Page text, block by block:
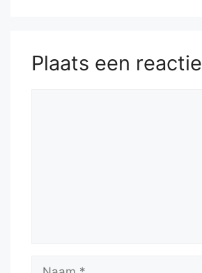
Plaats een reactie
Naam